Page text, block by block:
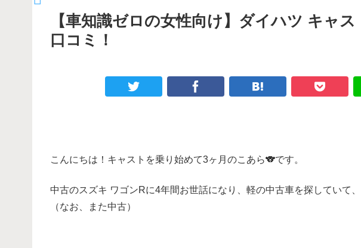
【車知識ゼロの女性向け】ダイハツ キャス
口コミ！
こんにちは！キャストを乗り始めて3ヶ月のこあら🐨です。
中古のスズキ ワゴンRに4年間お世話になり、軽の中古車を探していて
（なお、また中古）